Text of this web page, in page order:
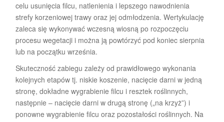
celu usunięcia filcu, natlenienia i lepszego nawodnienia
strefy korzeniowej trawy oraz jej odmłodzenia. Wertykulację
zaleca się wykonywać wczesną wiosną po rozpoczęciu
procesu wegetacji i można ją powtórzyć pod koniec sierpnia
lub na początku września.
Skuteczność zabiegu zależy od prawidłowego wykonania
kolejnych etapów tj. niskie koszenie, nacięcie darni w jedną
stronę, dokładne wygrabienie filcu i resztek roślinnych,
następnie – nacięcie darni w drugą stronę („na krzyż”) i
ponowne wygrabienie filcu oraz pozostałości roślinnych. Na